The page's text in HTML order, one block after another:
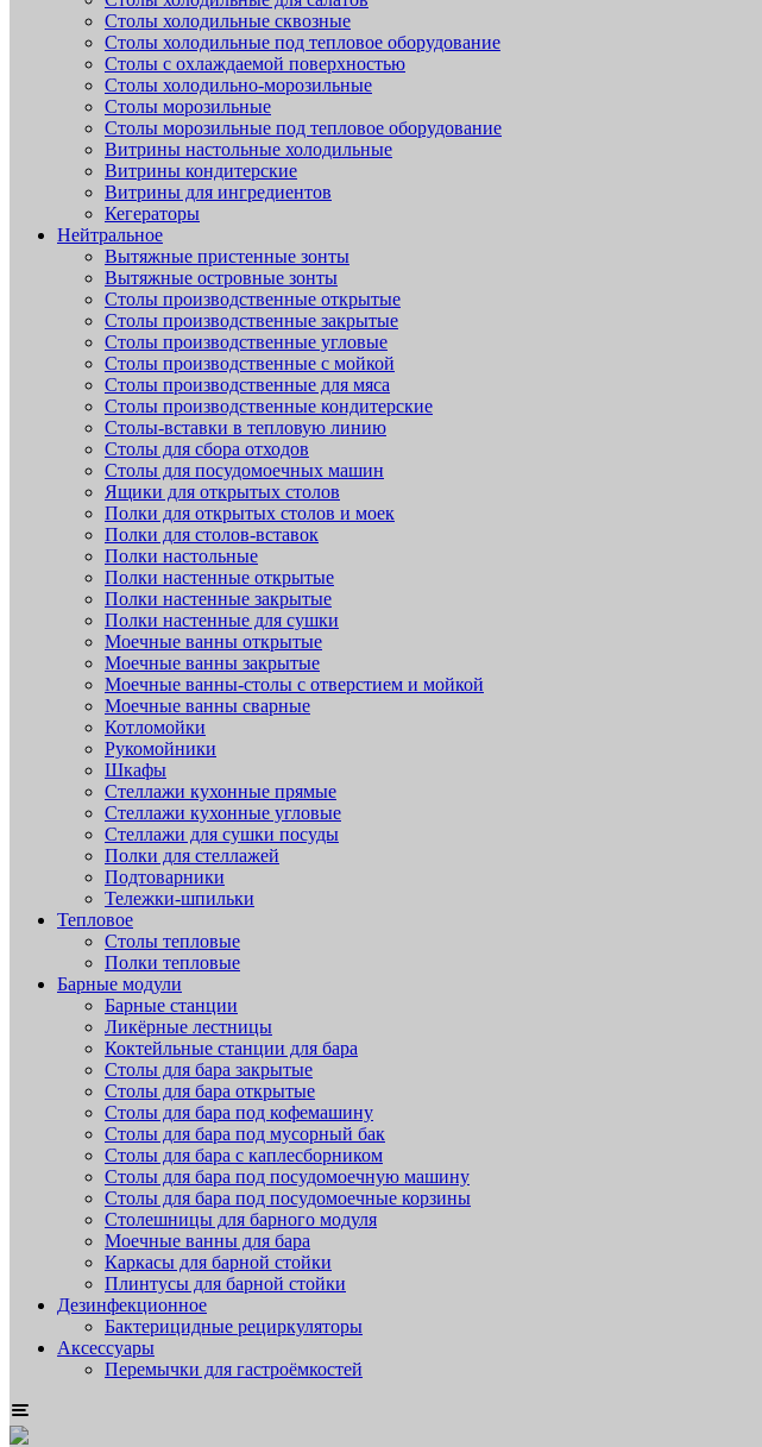
Столы холодильные сквозные
Столы холодильные под тепловое оборудование
Столы с охлаждаемой поверхностью
Столы холодильно-морозильные
Столы морозильные
Столы морозильные под тепловое оборудование
Витрины настольные холодильные
Витрины кондитерские
Витрины для ингредиентов
Кегераторы
Нейтральное
Вытяжные пристенные зонты
Вытяжные островные зонты
Столы производственные открытые
Столы производственные закрытые
Столы производственные угловые
Столы производственные с мойкой
Столы производственные для мяса
Столы производственные кондитерские
Столы-вставки в тепловую линию
Столы для сбора отходов
Столы для посудомоечных машин
Ящики для открытых столов
Полки для открытых столов и моек
Полки для столов-вставок
Полки настольные
Полки настенные открытые
Полки настенные закрытые
Полки настенные для сушки
Моечные ванны открытые
Моечные ванны закрытые
Моечные ванны-столы с отверстием и мойкой
Моечные ванны сварные
Котломойки
Рукомойники
Шкафы
Стеллажи кухонные прямые
Стеллажи кухонные угловые
Стеллажи для сушки посуды
Полки для стеллажей
Подтоварники
Тележки-шпильки
Тепловое
Столы тепловые
Полки тепловые
Барные модули
Барные станции
Ликёрные лестницы
Коктейльные станции для бара
Столы для бара закрытые
Столы для бара открытые
Столы для бара под кофемашину
Столы для бара под мусорный бак
Столы для бара с каплесборником
Столы для бара под посудомоечную машину
Столы для бара под посудомоечные корзины
Столешницы для барного модуля
Моечные ванны для бара
Каркасы для барной стойки
Плинтусы для барной стойки
Дезинфекционное
Бактерицидные рециркуляторы
Аксессуары
Перемычки для гастроёмкостей